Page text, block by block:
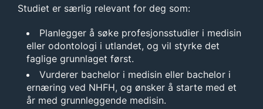
Studiet er særlig relevant for deg som:
Planlegger å søke profesjonsstudier i medisin
eller odontologi i utlandet, og vil styrke det
faglige grunnlaget først.
Vurderer bachelor i medisin eller bachelor i
ernæring ved NHFH, og ønsker å starte med et
år med grunnleggende medisin.